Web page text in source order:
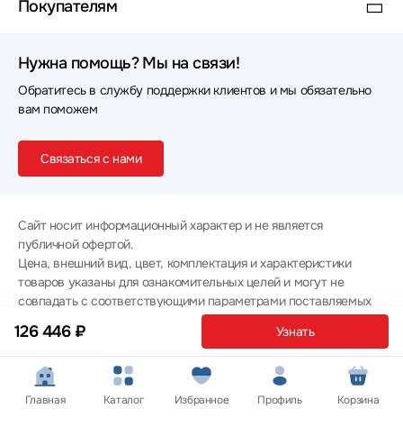
126 446 ₽ Узнать
Покупателям
Нужна помощь? Мы на связи!
Обратитесь в службу поддержки клиентов и мы обязательно
вам поможем
Связаться с нами
Сайт носит информационный характер и не является
публичной офертой.
Цена, внешний вид, цвет, комплектация и характеристики
товаров указаны для ознакомительных целей и могут не
совпадать с соответствующими параметрами поставляемых
товаров - уточняйте информацию у менеджера при
оформлении заказа.
Политика конфиденциальности
© 2012 — 2026 ООО «Эпл Тэк»
Главная Каталог Избранное Профиль Корзина